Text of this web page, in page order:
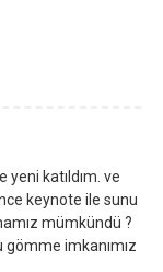
katıldım. ve
keynote ile sunu
mümkündü ?
imkanımız